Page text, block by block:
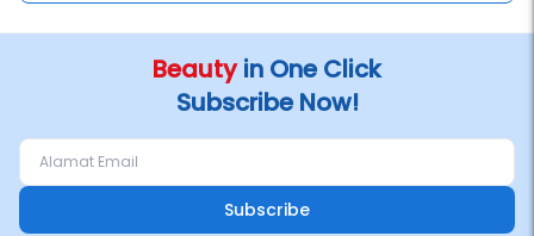
Beautyin One Click
Subscribe Now!
Subscribe